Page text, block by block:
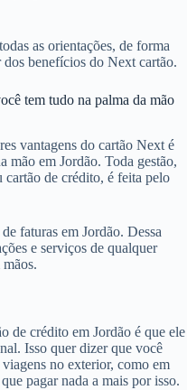
as orientações, de forma
benefícios do Next cartão.
tem tudo na palma da mão
vantagens do cartão Next é
mão em Jordão. Toda gestão,
cartão de crédito, é feita pelo
faturas em Jordão. Dessa
e serviços de qualquer
de crédito em Jordão é que ele
Isso quer dizer que você
no exterior, como em
pagar nada a mais por isso.